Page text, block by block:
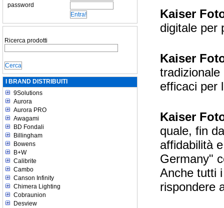
password
Ricerca prodotti
I BRAND DISTRIBUITI
9Solutions
Aurora
Aurora PRO
Awagami
BD Fondali
Billingham
Bowens
B+W
Calibrite
Cambo
Canson Infinity
Chimera Lighting
Cobraunion
Desview
Kaiser
digitale per
Kaiser
efficaci per
Kaiser
quale, fin
affidabilità
Germany"
Anche tutti
rispondere